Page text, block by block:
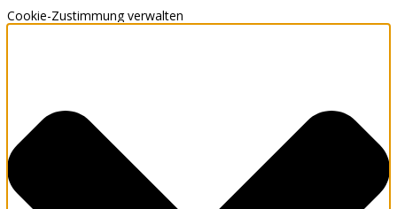
Cookie-Zustimmung verwalten